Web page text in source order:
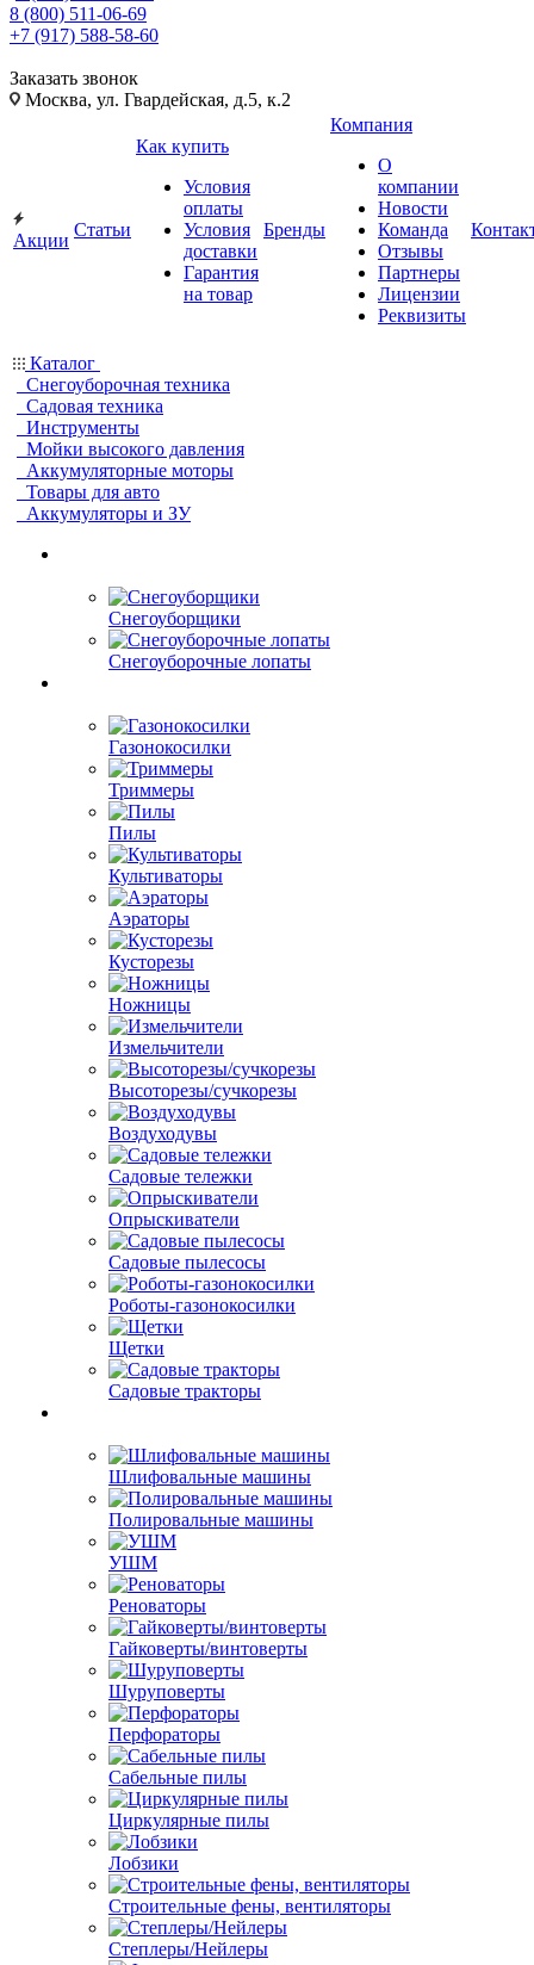
8 (800) 511-06-69
+7 (917) 588-58-60
Заказать звонок
Москва, ул. Гвардейская, д.5, к.2
Акции
Статьи
Как купить
Условия
оплаты
Условия
доставки
Гарантия
на товар
Бренды
Компания
О
компании
Новости
Команда
Отзывы
Партнеры
Лицензии
Реквизиты
Каталог
Снегоуборочная техника
Садовая техника
Инструменты
Мойки высокого давления
Аккумуляторные моторы
Товары для авто
Аккумуляторы и ЗУ
Снегоуборщики
Снегоуборочные лопаты
Газонокосилки
Триммеры
Пилы
Культиваторы
Аэраторы
Кусторезы
Ножницы
Измельчители
Высоторезы/сучкорезы
Воздуходувы
Садовые тележки
Опрыскиватели
Садовые пылесосы
Роботы-газонокосилки
Щетки
Садовые тракторы
Шлифовальные машины
Полировальные машины
УШМ
Реноваторы
Гайковерты/винтоверты
Шуруповерты
Перфораторы
Сабельные пилы
Циркулярные пилы
Лобзики
Строительные фены, вентиляторы
Степлеры/Нейлеры